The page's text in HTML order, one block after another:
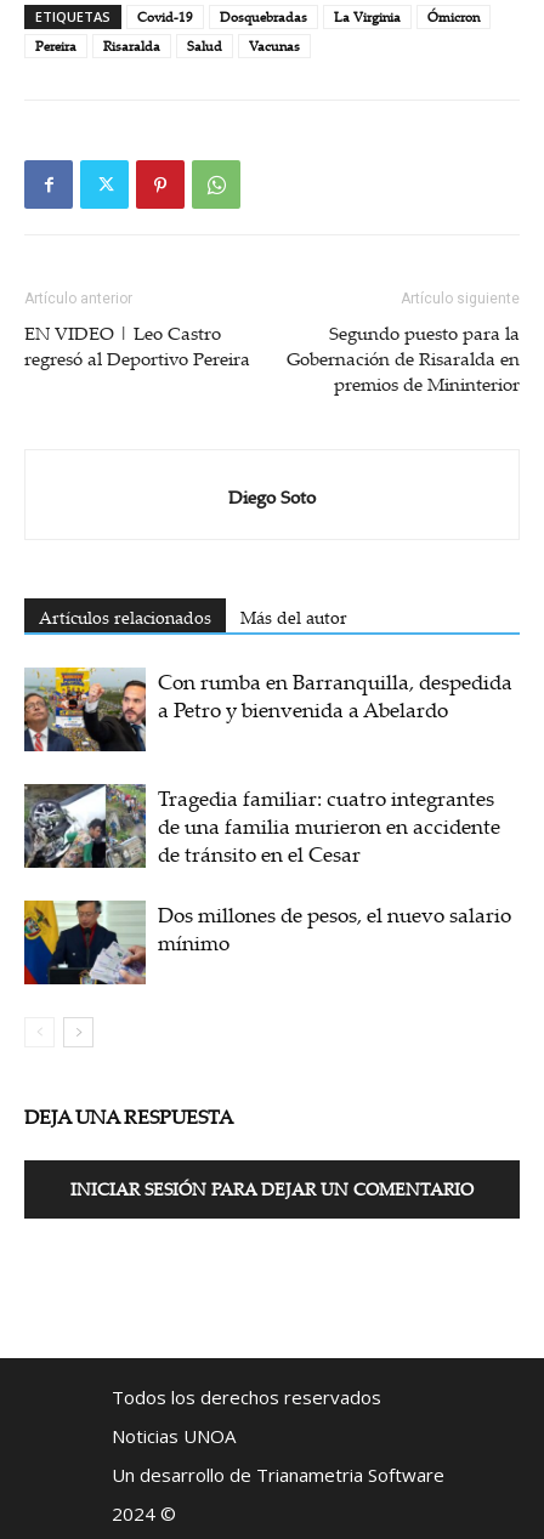
ETIQUETAS Covid-19 Dosquebradas La Virginia
Ómicron
Pereira
Risaralda Salud Vacunas
Artículo anterior
EN VIDEO | Leo Castro
regresó al Deportivo Pereira
Artículo siguiente
Segundo puesto para la
Gobernación de Risaralda en
premios de Mininterior
Diego Soto
Artículos relacionados Más del autor
Con rumba en Barranquilla, despedida
a Petro y bienvenida a Abelardo
Tragedia familiar: cuatro integrantes
de una familia murieron en accidente
de tránsito en el Cesar
Dos millones de pesos, el nuevo salario
mínimo
DEJA UNA RESPUESTA
INICIAR SESIÓN PARA DEJAR UN COMENTARIO
Todos los derechos reservados
Noticias UNOA
Un desarrollo de Trianametria Software
2024 ©